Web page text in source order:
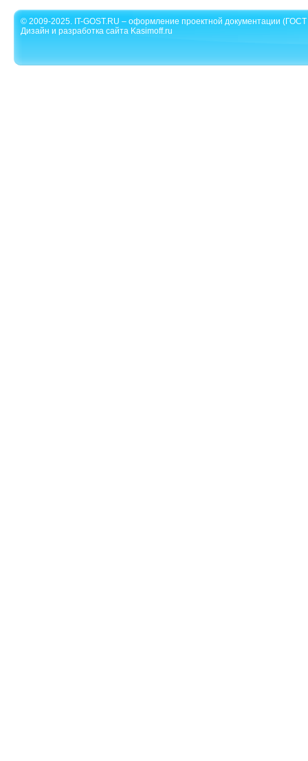
© 2009-2025. IT-GOST.RU – оформление проектной документации
Дизайн и разработка сайта Kasimoff.ru